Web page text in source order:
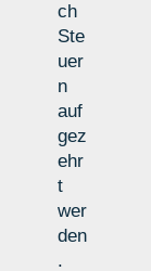
ch
Ste
uer
n
auf
gez
ehr
t
wer
den
.